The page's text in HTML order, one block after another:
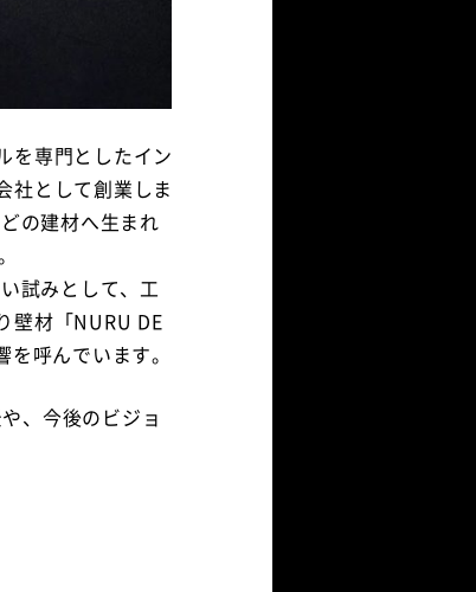
を専門としたイン
社として創業しま
の建材へ生まれ
試みとして、工
壁材「NURU DE
呼んでいます。
、今後のビジョ